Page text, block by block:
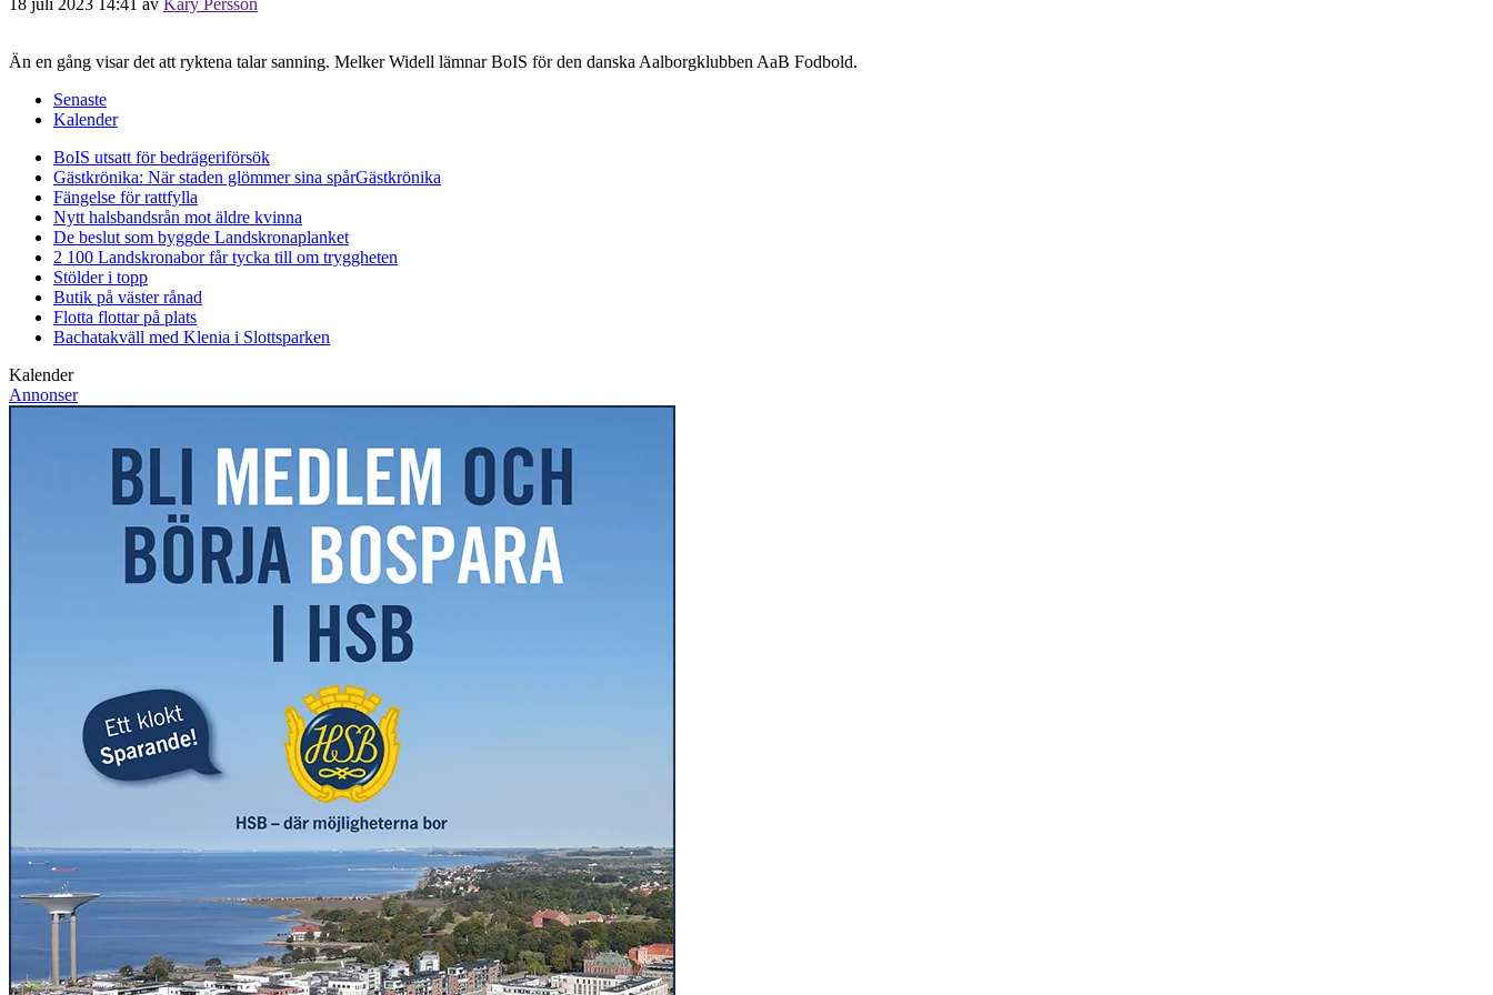
Än en gång visar det att ryktena talar sanning. Melker Widell lämnar BoIS för den danska Aalborgklubben AaB Fodbold.
Senaste
Kalender
BoIS utsatt för bedrägeriförsök
Gästkrönika: När staden glömmer sina spårGästkrönika
Fängelse för rattfylla
Nytt halsbandsrån mot äldre kvinna
De beslut som byggde Landskronaplanket
2 100 Landskronabor får tycka till om tryggheten
Stölder i topp
Butik på väster rånad
Flotta flottar på plats
Bachatakväll med Klenia i Slottsparken
Kalender
Annonser